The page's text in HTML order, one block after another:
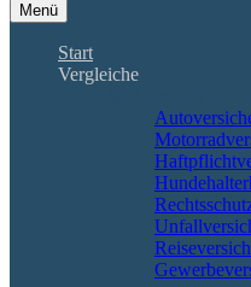
Menü
Start
Vergleiche